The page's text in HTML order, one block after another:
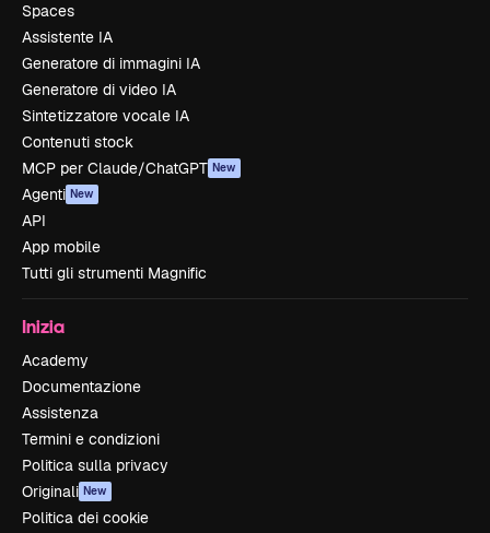
Spaces
Assistente IA
Generatore di immagini IA
Generatore di video IA
Sintetizzatore vocale IA
Contenuti stock
MCP per Claude/ChatGPT New
Agenti New
API
App mobile
Tutti gli strumenti Magnific
Inizia
Academy
Documentazione
Assistenza
Termini e condizioni
Politica sulla privacy
Originali New
Politica dei cookie